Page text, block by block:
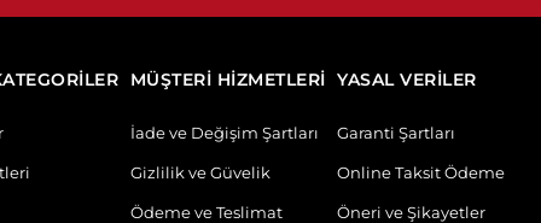
MÜŞTERİ HİZMETLERİ
İade ve Değişim Şartları
Gizlilik ve Güvelik
Ödeme ve Teslimat
YASAL VERİLER
Garanti Şartları
Online Taksit Ödeme
Öneri ve Şikayetler